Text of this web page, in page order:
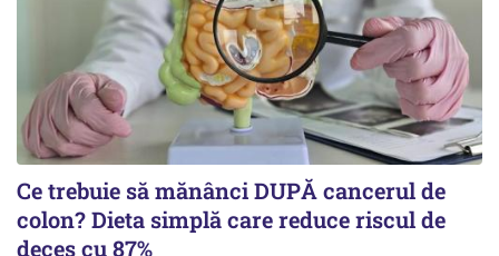
Ce trebuie să mănânci DUPĂ cancerul de
colon? Dieta simplă care reduce riscul de
deces cu 87%